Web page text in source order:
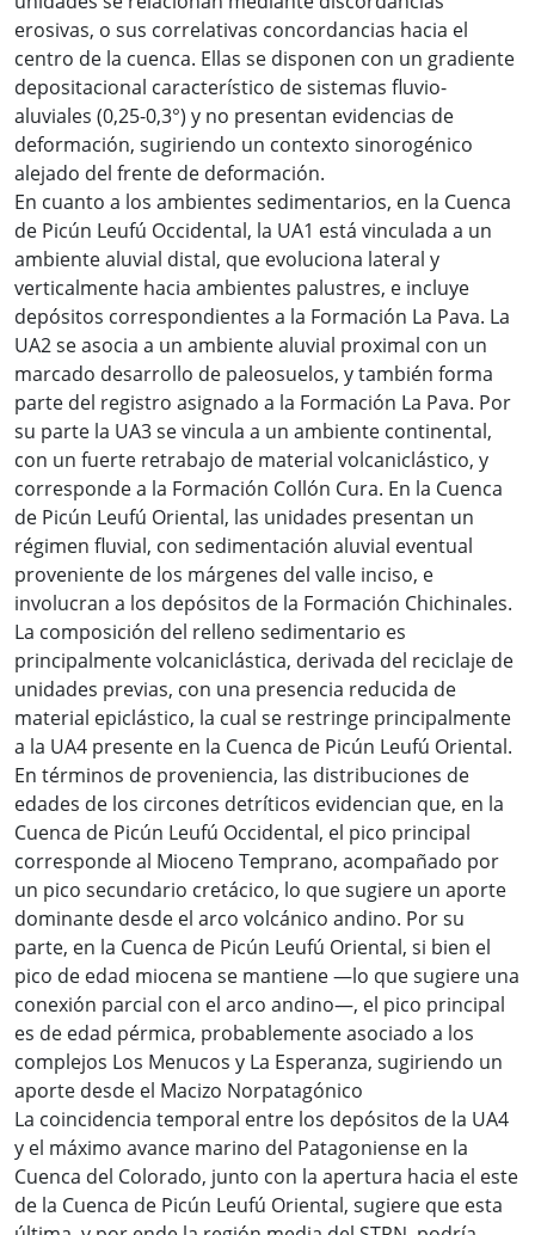
erosivas, o sus correlativas concordancias hacia el
centro de la cuenca. Ellas se disponen con un gradiente
depositacional característico de sistemas fluvio-
aluviales (0,25-0,3°) y no presentan evidencias de
deformación, sugiriendo un contexto sinorogénico
alejado del frente de deformación.
En cuanto a los ambientes sedimentarios, en la Cuenca
de Picún Leufú Occidental, la UA1 está vinculada a un
ambiente aluvial distal, que evoluciona lateral y
verticalmente hacia ambientes palustres, e incluye
depósitos correspondientes a la Formación La Pava. La
UA2 se asocia a un ambiente aluvial proximal con un
marcado desarrollo de paleosuelos, y también forma
parte del registro asignado a la Formación La Pava. Por
su parte la UA3 se vincula a un ambiente continental,
con un fuerte retrabajo de material volcaniclástico, y
corresponde a la Formación Collón Cura. En la Cuenca
de Picún Leufú Oriental, las unidades presentan un
régimen fluvial, con sedimentación aluvial eventual
proveniente de los márgenes del valle inciso, e
involucran a los depósitos de la Formación Chichinales.
La composición del relleno sedimentario es
principalmente volcaniclástica, derivada del reciclaje de
unidades previas, con una presencia reducida de
material epiclástico, la cual se restringe principalmente
a la UA4 presente en la Cuenca de Picún Leufú Oriental.
En términos de proveniencia, las distribuciones de
edades de los circones detríticos evidencian que, en la
Cuenca de Picún Leufú Occidental, el pico principal
corresponde al Mioceno Temprano, acompañado por
un pico secundario cretácico, lo que sugiere un aporte
dominante desde el arco volcánico andino. Por su
parte, en la Cuenca de Picún Leufú Oriental, si bien el
pico de edad miocena se mantiene —lo que sugiere una
conexión parcial con el arco andino—, el pico principal
es de edad pérmica, probablemente asociado a los
complejos Los Menucos y La Esperanza, sugiriendo un
aporte desde el Macizo Norpatagónico
La coincidencia temporal entre los depósitos de la UA4
y el máximo avance marino del Patagoniense en la
Cuenca del Colorado, junto con la apertura hacia el este
de la Cuenca de Picún Leufú Oriental, sugiere que esta